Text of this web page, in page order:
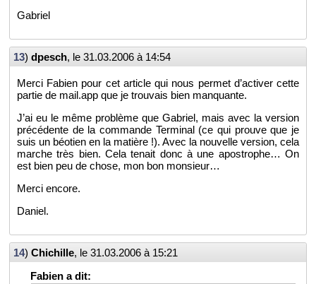
Ga­briel
13) dpesch, le 31.03.2006 à 14:54
Merci Fa­bien pour cet ar­ticle qui nous per­met d’ac­ti­ver cette
par­tie de mail.​app que je trou­vais bien man­quante.
J’ai eu le même pro­blème que Ga­briel, mais avec la ver­sion
pré­cé­dente de la com­mande Ter­mi­nal (ce qui prouve que je
suis un béo­tien en la ma­tière !). Avec la nou­velle ver­sion, cela
marche très bien. Cela te­nait donc à une apos­trophe… On
est bien peu de chose, mon bon mon­sieur…
Merci en­core.
Da­niel.
14) Chi­chille, le 31.03.2006 à 15:21